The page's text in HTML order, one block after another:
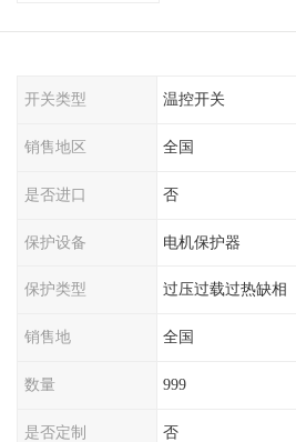
开关类型 温控开关
销售地区 全国
是否进口 否
保护设备 电机保护器
保护类型 过压过载过热缺相
销售地 全国
数量 999
是否定制 否